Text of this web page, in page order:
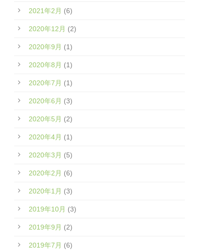
2021年2月 (6)
2020年12月 (2)
2020年9月 (1)
2020年8月 (1)
2020年7月 (1)
2020年6月 (3)
2020年5月 (2)
2020年4月 (1)
2020年3月 (5)
2020年2月 (6)
2020年1月 (3)
2019年10月 (3)
2019年9月 (2)
2019年7月 (6)